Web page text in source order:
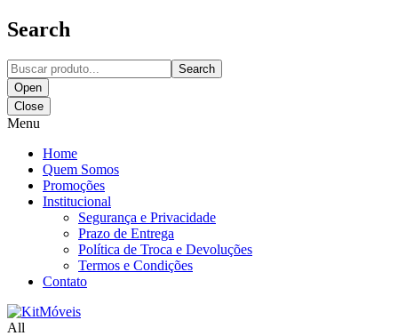
Search
Search
Open
Close
Menu
Home
Quem Somos
Promoções
Institucional
Segurança e Privacidade
Prazo de Entrega
Política de Troca e Devoluções
Termos e Condições
Contato
All